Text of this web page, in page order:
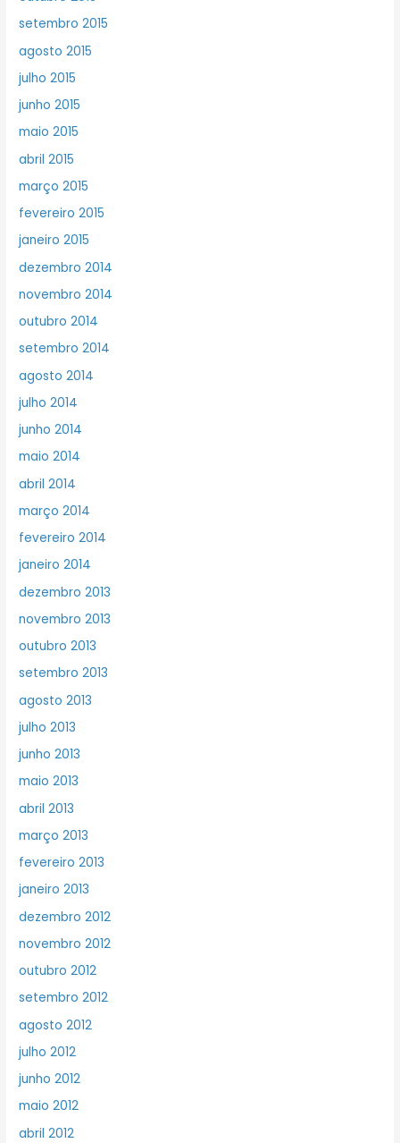
setembro 2015
agosto 2015
julho 2015
junho 2015
maio 2015
abril 2015
março 2015
fevereiro 2015
janeiro 2015
dezembro 2014
novembro 2014
outubro 2014
setembro 2014
agosto 2014
julho 2014
junho 2014
maio 2014
abril 2014
março 2014
fevereiro 2014
janeiro 2014
dezembro 2013
novembro 2013
outubro 2013
setembro 2013
agosto 2013
julho 2013
junho 2013
maio 2013
abril 2013
março 2013
fevereiro 2013
janeiro 2013
dezembro 2012
novembro 2012
outubro 2012
setembro 2012
agosto 2012
julho 2012
junho 2012
maio 2012
abril 2012